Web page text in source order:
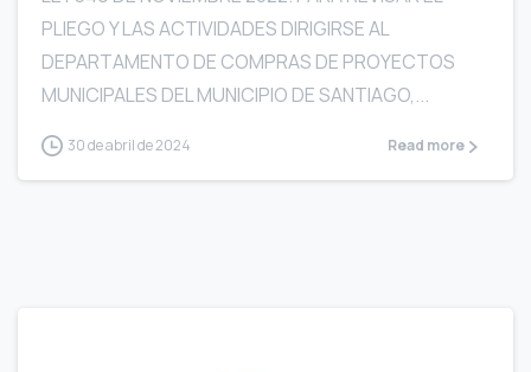
PLIEGO Y LAS ACTIVIDADES DIRIGIRSE AL
DEPARTAMENTO DE COMPRAS DE PROYECTOS
MUNICIPALES DEL MUNICIPIO DE SANTIAGO,...
30 de abril de 2024 Read more